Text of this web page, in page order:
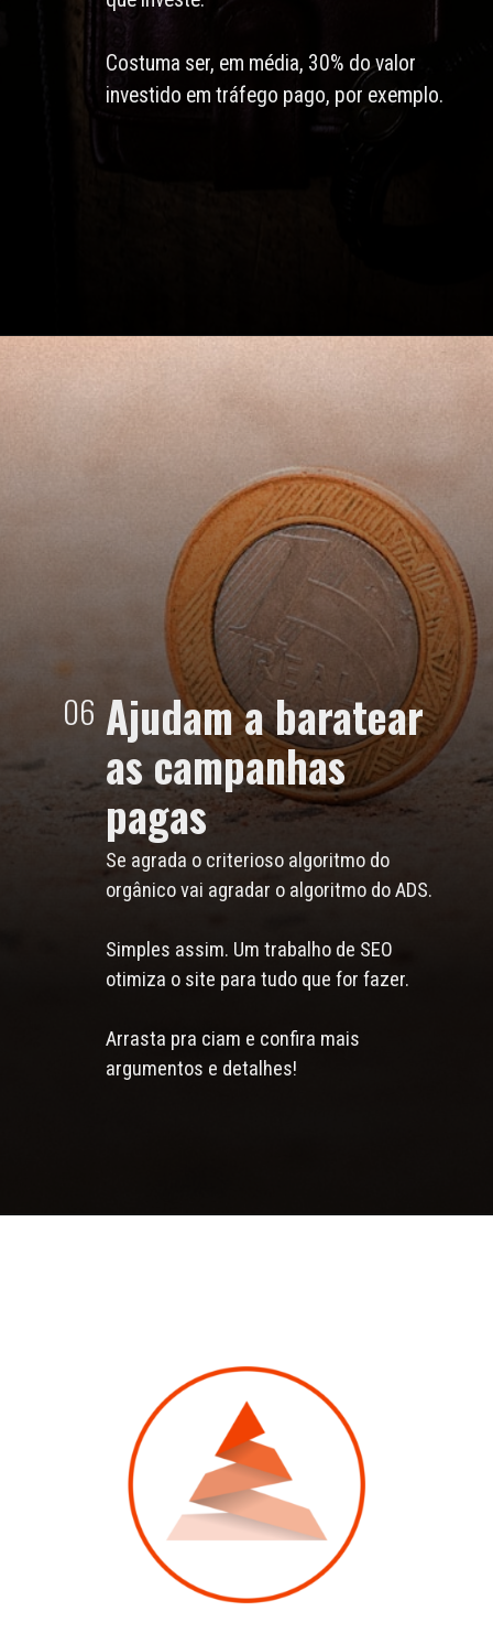
Costuma ser, em média, 30% do valor
investido em tráfego pago, por exemplo.
06
Se agrada o criterioso algoritmo do
orgânico vai agradar o algoritmo do ADS.
Simples assim. Um trabalho de SEO
otimiza o site para tudo que for fazer.
Arrasta pra ciam e confira mais
argumentos e detalhes!
Ajudam a baratear
as campanhas
pagas